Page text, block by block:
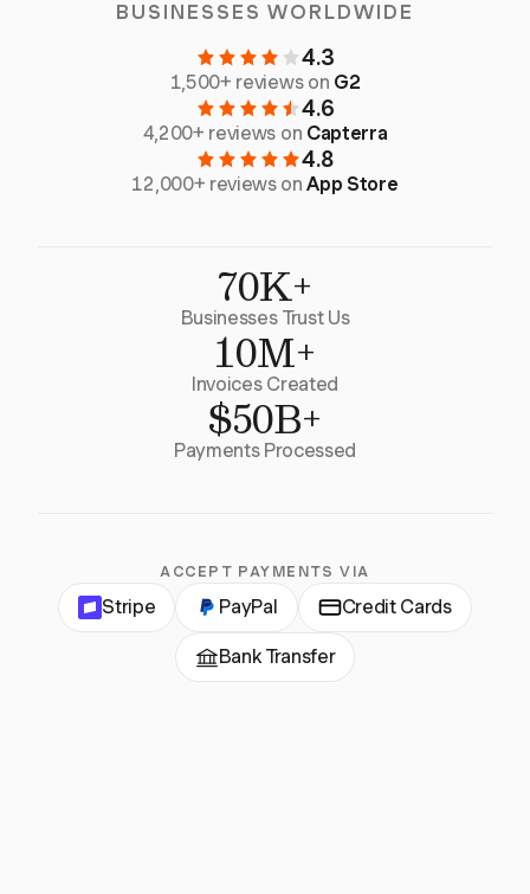
BUSINESSES WORLDWIDE
4.3
1,500+ reviews on G2
4.6
4,200+ reviews on Capterra
4.8
12,000+ reviews onApp Store
70K+
Businesses Trust Us
10M+
Invoices Created
$50B+
Payments Processed
ACCEPT PAYMENTS VIA
Stripe PayPal Credit Cards
Bank Transfer